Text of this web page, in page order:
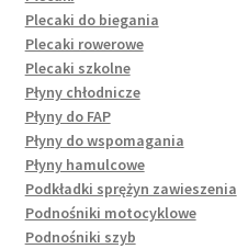
Plecaki do biegania
Plecaki rowerowe
Plecaki szkolne
Płyny chłodnicze
Płyny do FAP
Płyny do wspomagania
Płyny hamulcowe
Podkładki sprężyn zawieszenia
Podnośniki motocyklowe
Podnośniki szyb